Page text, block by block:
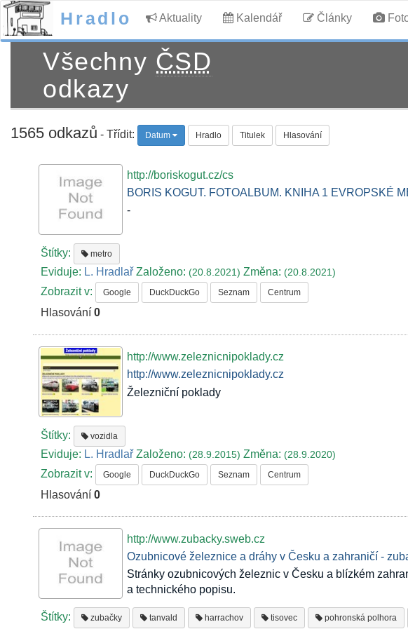
Hradlo Aktuality Kalendář Články
Všechny ČSD
odkazy
1565 odkazů - Třídit: Datum Hradlo Titulek Hlasování
http://boriskogut.cz/cs
BORIS KOGUT. FOTOALBUM. KNIHA 1 EVROPSKÉ
-
Štítky: metro
Eviduje: L. Hradlař Založeno:(20.8.2021)Změna:(20.8.2021)
Zobrazit v: Google DuckDuckGo Seznam Centrum
Hlasování0
http://www.zeleznicnipoklady.cz
http://www.zeleznicnipoklady.cz
Železniční poklady
Štítky: vozidla
Eviduje: L. Hradlař Založeno:(28.9.2015)Změna:(28.9.2020)
Zobrazit v: Google DuckDuckGo Seznam Centrum
Hlasování0
http://www.zubacky.sweb.cz
Ozubnicové železnice a dráhy v Česku a zahraničí -
Stránky ozubnicových železnic v Česku a blízkém
a technického popisu.
Štítky: zubačky tanvald harrachov tisovec pohronská polhora